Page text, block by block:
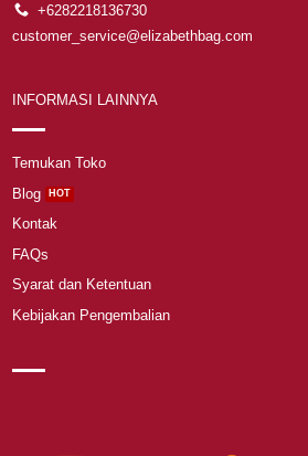
+6282218136730
customer_service@elizabethbag.com
INFORMASI LAINNYA
Temukan Toko
Blog
Kontak
FAQs
Syarat dan Ketentuan
Kebijakan Pengembalian